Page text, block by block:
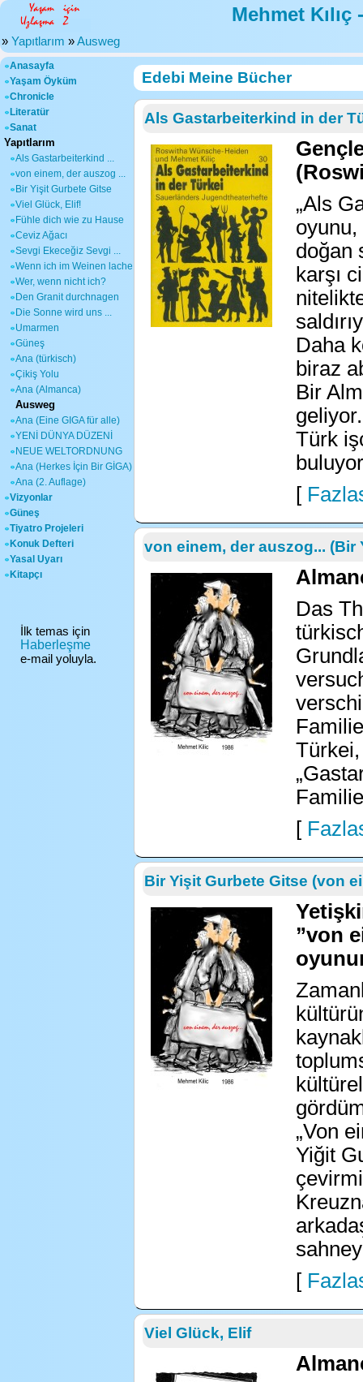
Mehmet
» Yapıtlarım »Ausweg
Anasayfa
Yaşam Öyküm
Chronicle
Literatür
Sanat
Yapıtlarım
Als Gastarbeiterkind ...
von einem, der auszog ...
Bir Yişit Gurbete Gitse
Viel Glück, Elif!
Fühle dich wie zu Hause
Ceviz Ağacı
Sevgi Ekeceğiz Sevgi ...
Wenn ich im Weinen lache
Wer, wenn nicht ich?
Den Granit durchnagen
Die Sonne wird uns ...
Umarmen
Güneş
Ana (türkisch)
Çikiş Yolu
Ana (Almanca)
Ausweg
Ana (Eine GIGA für alle)
YENİ DÜNYA DÜZENİ
NEUE WELTORDNUNG
Ana (Herkes İçin Bir GİGA)
Ana (2. Auflage)
Vizyonlar
Güneş
Tiyatro Projeleri
Konuk Defteri
Yasal Uyarı
Kitapçı
İlk temas için
Haberleşme
e-mail yoluyla.
Edebi Meine Bücher
Als Gastarbeiterkind in der
„Als
oyunu,
doğan
karşı
Daha
biraz
Bir
Türk
[
von einem, der auszog... (Bir
Das
[
Bir Yişit Gurbete Gitse (von
”von
„Von
Yiğit
[
Viel Glück, Elif